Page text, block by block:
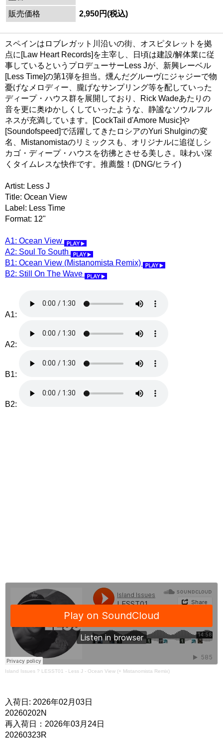
販売価格
2,950円(税込)
スペインはロブレガット川沿いの街、オスピタレットを拠
点に[Law Heart Records]を主宰し、日頃は建設/解体業に従
事しているというプロデューサーLess Jが、新興レーベル
[Less Time]の第1弾を担当。燻んだグルーヴにジャジーで物
憂げなメロディー、朧げなサンプリング等を配していった
ディープ・ハウス群を展開しており、Rick Wadeあたりの
音を更に奥ゆかしくしていったような、静謐なソウルフル
ネスが充満しています。[CockTail d'Amore Music]や
[Soundofspeed]で活躍してきたロシアのYuri Shulginの変
名、Mistanomistaのリミックスも、オリジナルに追従しシ
カゴ・ディープ・ハウスを彷彿とさせる美しさ。味わい深
くタイムレスな快作です。推薦盤！(DNG/ヒライ)
Artist: Less J
Title: Ocean View
Label: Less Time
Format: 12"
A1: Ocean View
A2: Soul To South
B1: Ocean View (Mistanomista Remix)
B2: Still On The Wave
A1:
A2:
B1:
B2:
Island Issues ? LESST01 - Less J - Ocean View (+ Mistanomista Remix)
入荷日: 2026年02月03日
20260202N
再入荷日：2026年03月24日
20260323R